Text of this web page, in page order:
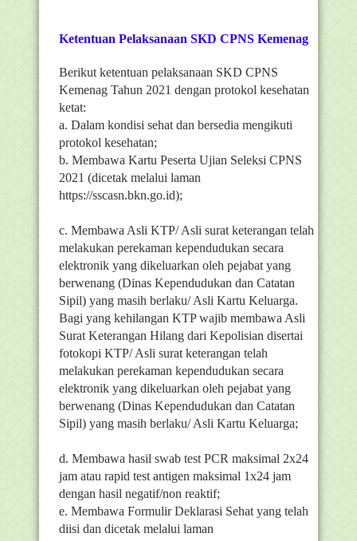
Ketentuan Pelaksanaan SKD CPNS Kemenag
Berikut ketentuan pelaksanaan SKD CPNS
Kemenag Tahun 2021 dengan protokol kesehatan
ketat:
a. Dalam kondisi sehat dan bersedia mengikuti
protokol kesehatan;
b. Membawa Kartu Peserta Ujian Seleksi CPNS
2021 (dicetak melalui laman
https://sscasn.bkn.go.id);
c. Membawa Asli KTP/ Asli surat keterangan telah
melakukan perekaman kependudukan secara
elektronik yang dikeluarkan oleh pejabat yang
berwenang (Dinas Kependudukan dan Catatan
Sipil) yang masih berlaku/ Asli Kartu Keluarga.
Bagi yang kehilangan KTP wajib membawa Asli
Surat Keterangan Hilang dari Kepolisian disertai
fotokopi KTP/ Asli surat keterangan telah
melakukan perekaman kependudukan secara
elektronik yang dikeluarkan oleh pejabat yang
berwenang (Dinas Kependudukan dan Catatan
Sipil) yang masih berlaku/ Asli Kartu Keluarga;
d. Membawa hasil swab test PCR maksimal 2x24
jam atau rapid test antigen maksimal 1x24 jam
dengan hasil negatif/non reaktif;
e. Membawa Formulir Deklarasi Sehat yang telah
diisi dan dicetak melalui laman